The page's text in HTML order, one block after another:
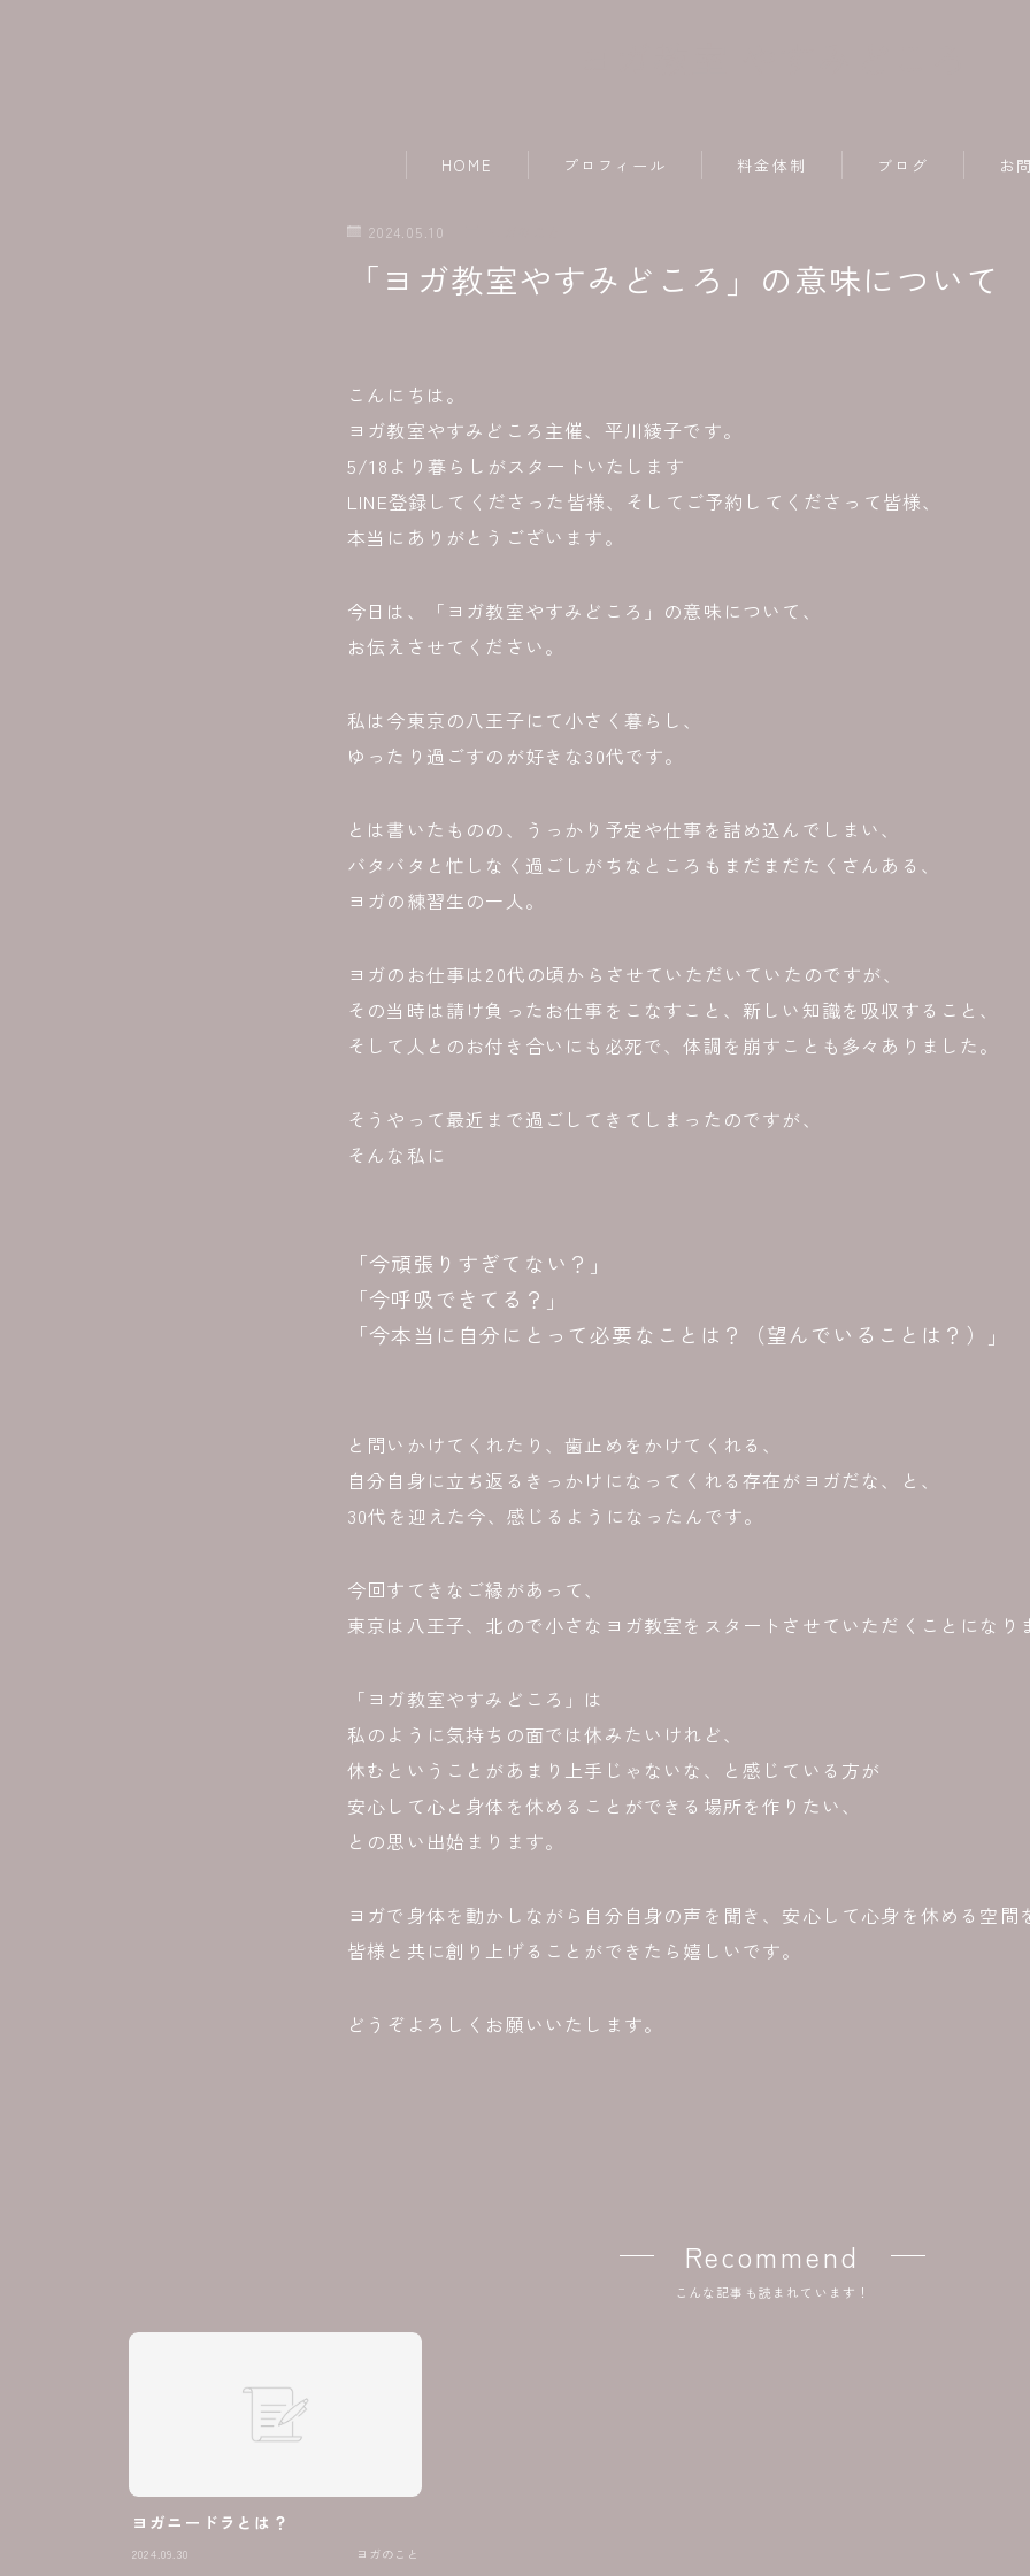
HOME プロフィール 料金体制 ブログ お
2024.05.10
「ヨガ教室やすみどころ」の意味について
こんにちは。
ヨガ教室やすみどころ主催、平川綾子です。
5/18より暮らしがスタートいたします
LINE登録してくださった皆様、そしてご予約してくださって皆様、
本当にありがとうございます。
今日は、「ヨガ教室やすみどころ」の意味について、
お伝えさせてください。
私は今東京の八王子にて小さく暮らし、
ゆったり過ごすのが好きな30代です。
とは書いたものの、うっかり予定や仕事を詰め込んでしまい、
バタバタと忙しなく過ごしがちなところもまだまだたくさんある、
ヨガの練習生の一人。
ヨガのお仕事は20代の頃からさせていただいていたのですが、
その当時は請け負ったお仕事をこなすこと、新しい知識を吸収すること、
そして人とのお付き合いにも必死で、体調を崩すことも多々ありました。
そうやって最近まで過ごしてきてしまったのですが、
そんな私に
「今頑張りすぎてない？」
「今呼吸できてる？」
「今本当に自分にとって必要なことは？（望んでいることは？）」
と問いかけてくれたり、歯止めをかけてくれる、
自分自身に立ち返るきっかけになってくれる存在がヨガだな、と、
30代を迎えた今、感じるようになったんです。
今回すてきなご縁があって、
東京は八王子、北ので小さなヨガ教室をスタートさせていただくことになり
「ヨガ教室やすみどころ」は
私のように気持ちの面では休みたいけれど、
休むということがあまり上手じゃないな、と感じている方が
安心して心と身体を休めることができる場所を作りたい、
との思い出始まります。
ヨガで身体を動かしながら自分自身の声を聞き、安心して心身を休める空間
皆様と共に創り上げることができたら嬉しいです。
どうぞよろしくお願いいたします。
Recommend
こんな記事も読まれています！
ヨガニードラとは？
2024.09.30 ヨガのこと